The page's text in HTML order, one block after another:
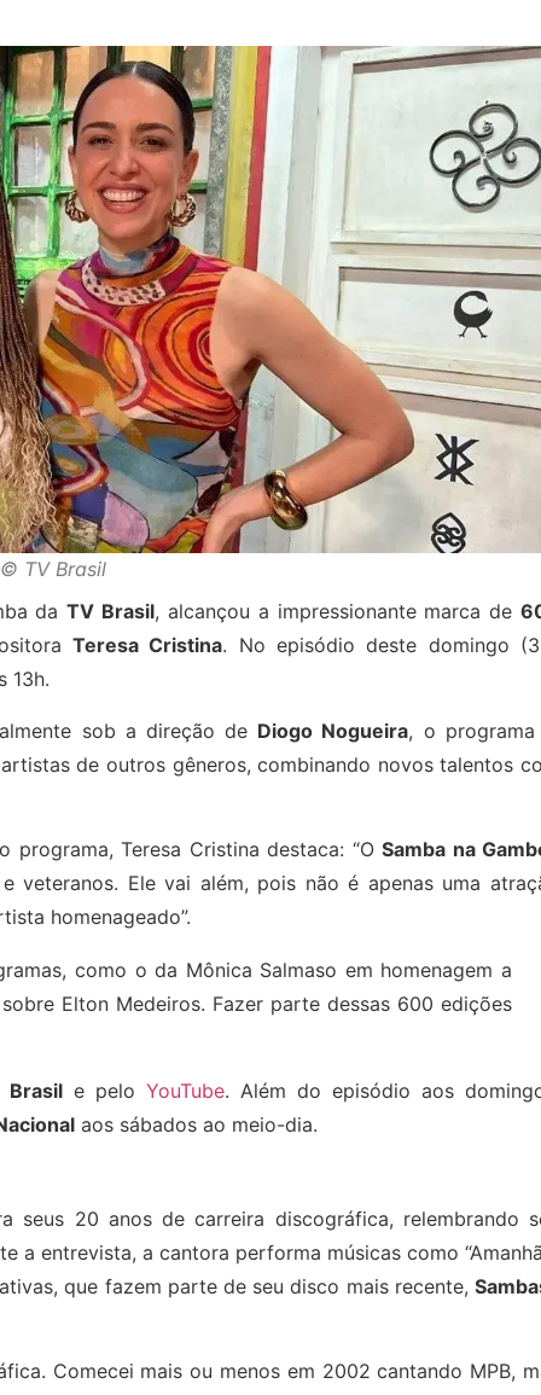
© TV Brasil
daTV Brasil, alcançou a impressionante marca de
Teresa Cristina. No episódio deste domingo
13h.
sob a direção de Diogo Nogueira, o programa
de outros gêneros, combinando novos talentos
programa, Teresa Cristina destaca: “OSamba na
veteranos. Ele vai além, pois não é apenas uma
homenageado”.
como o da Mônica Salmaso em homenagem a
Elton Medeiros. Fazer parte dessas 600 edições
Brasile pelo YouTube. Além do episódio aos
aos sábados ao meio-dia.
seus 20 anos de carreira discográfica, relembrando
a entrevista, a cantora performa músicas como
que fazem parte de seu disco mais recente,
Comecei mais ou menos em 2002 cantando MPB,